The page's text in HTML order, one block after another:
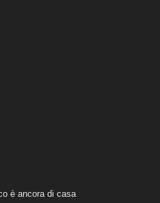
è ancora di casa